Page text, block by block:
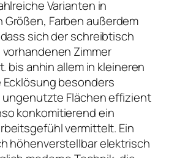
Varianten in
Farben außerdem
sich der schreibtisch
Zimmer
bis anhin allem in kleineren
Ecklösung besonders
ungenutzte Flächen effizient
konkomitierend ein
vermittelt. Ein
höhenverstellbar elektrisch